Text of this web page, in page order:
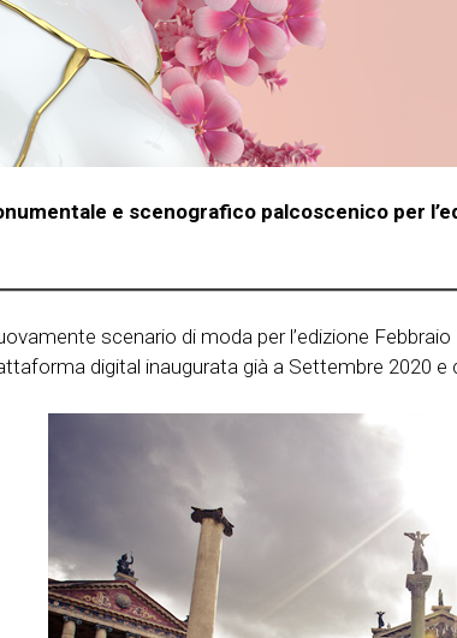
e scenografico palcoscenico per
scenario di moda per l’edizione
digital inaugurata già a Settembre 2020